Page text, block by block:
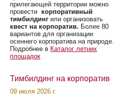
прилегающей территории можно
провести корпоративный
тимбилдинг или организовать
квест на корпоратив. Более 80
вариантов для организации
осеннего корпоратива на природе.
Подробнее в Каталог летних
площадок
Тимбилдинг на корпоратив
09 июля 2026 г.